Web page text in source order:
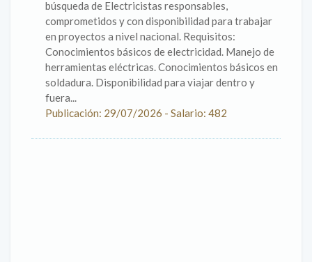
búsqueda de Electricistas responsables,
comprometidos y con disponibilidad para trabajar
en proyectos a nivel nacional. Requisitos:
Conocimientos básicos de electricidad. Manejo de
herramientas eléctricas. Conocimientos básicos en
soldadura. Disponibilidad para viajar dentro y
fuera...
Publicación: 29/07/2026 - Salario: 482